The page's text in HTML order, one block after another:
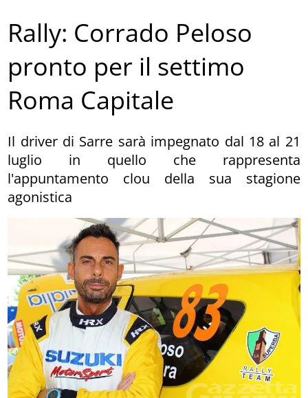
Rally: Corrado Peloso
pronto per il settimo
Roma Capitale
Il driver di Sarre sarà impegnato dal 18 al 21
luglio in quello che rappresenta
l'appuntamento clou della sua stagione
agonistica